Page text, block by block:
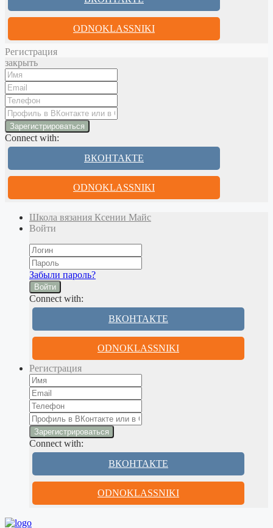
ODNOKLASSNIKI
Регистрация
закрыть
Connect with:
ВКОНТАКТЕ
ODNOKLASSNIKI
Школа вязания Ксении Майс
Войти
Забыли пароль?
Войти
Connect with:
ВКОНТАКТЕ
ODNOKLASSNIKI
Регистрация
Connect with:
ВКОНТАКТЕ
ODNOKLASSNIKI